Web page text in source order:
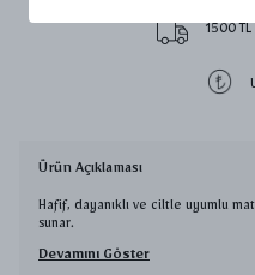
1500
Ürün Açıklaması
Hafif, dayanıklı ve ciltle uyumlu
sunar.
Devamını Göster